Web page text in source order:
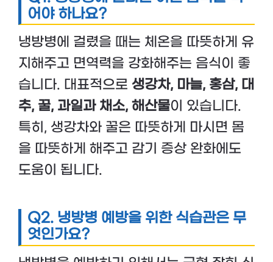
어야 하나요?
냉방병에 걸렸을 때는 체온을 따뜻하게 유
지해주고 면역력을 강화해주는 음식이 좋
습니다. 대표적으로 생강차, 마늘, 홍삼, 대
추, 꿀, 과일과 채소, 해산물이 있습니다.
특히, 생강차와 꿀은 따뜻하게 마시면 몸
을 따뜻하게 해주고 감기 증상 완화에도
도움이 됩니다.
Q2. 냉방병 예방을 위한 식습관은 무
엇인가요?